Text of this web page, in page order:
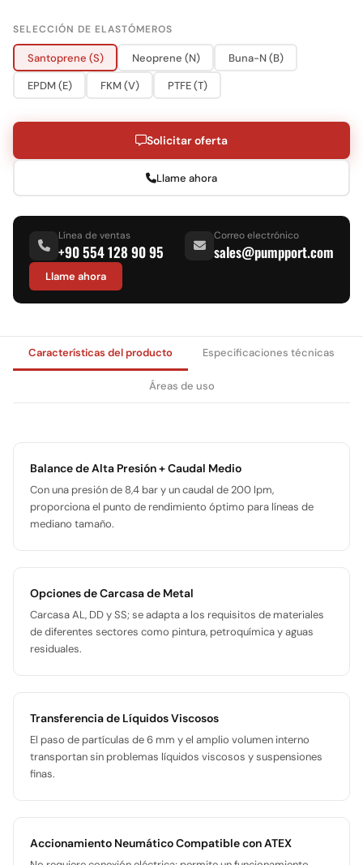
SELECCIÓN DE ELASTÓMEROS
Santoprene (S) Neoprene (N)
Buna-N (B)
EPDM (E)
FKM (V) PTFE (T)
Solicitar oferta
Llame ahora
Línea de ventas
+90 554 128 90 95
Correo electrónico
sales@pumpport.com
Llame ahora
Características del producto Especificaciones técnicas
Áreas de uso
Balance de Alta Presión + Caudal Medio
Con una presión de 8,4 bar y un caudal de 200 lpm,
proporciona el punto de rendimiento óptimo para líneas de
mediano tamaño.
Opciones de Carcasa de Metal
Carcasa AL, DD y SS; se adapta a los requisitos de materiales
de diferentes sectores como pintura, petroquímica y aguas
residuales.
Transferencia de Líquidos Viscosos
El paso de partículas de 6 mm y el amplio volumen interno
transportan sin problemas líquidos viscosos y suspensiones
finas.
Accionamiento Neumático Compatible con ATEX